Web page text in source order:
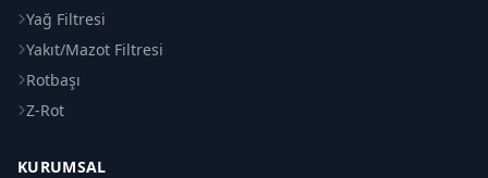
Yağ Filtresi
Yakıt/Mazot Filtresi
Rotbaşı
Z-Rot
KURUMSAL